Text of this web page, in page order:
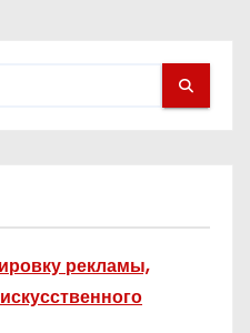
рекламы,